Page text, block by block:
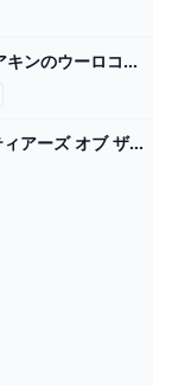
ゼルダのティアキンのウーロコ岬崖下の洞窟の入り方を教えてください -... - Yahoo!知恵袋
【開封動画】ゼルダの伝説 ティアーズ オブ ザ キングダム エディション 最高すぎ！！ - YouTube